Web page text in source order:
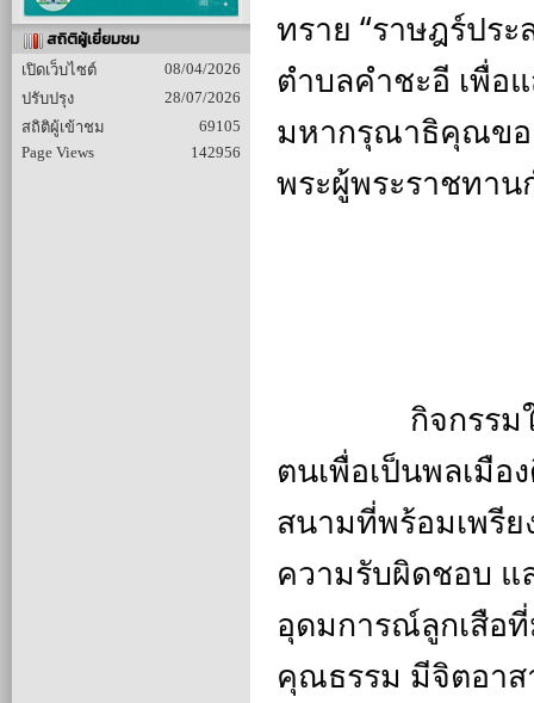
สถิติผู้เยี่ยมชม
เปิดเว็บไซต์
08/04/2026
ปรับปรุง
28/07/2026
สถิติผู้เข้าชม
69105
Page Views
142956
ทราย “ราษฎร์ปร
ตำบลคำชะอี เพื่อ
มหากรุณาธิคุณขอ
พระผู้พระราชทาน
ตนเพื่อเป็นพลเมื
สนามที่พร้อมเพรีย
ความรับผิดชอบ แ
อุดมการณ์ลูกเสือ
คุณธรรม มีจิตอาส